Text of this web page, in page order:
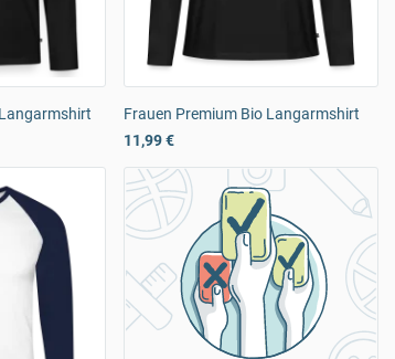
Frauen Premium Bio Langarmshirt
11,99 €